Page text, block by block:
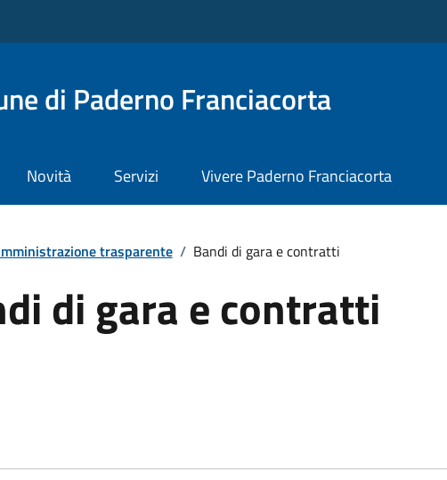
di Paderno Franciacorta
Novità Servizi Vivere Paderno Franciacorta
trasparente / Bandi di gara e contratti
di gara e contratti